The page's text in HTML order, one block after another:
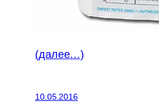
(далее…)
10.05.2016